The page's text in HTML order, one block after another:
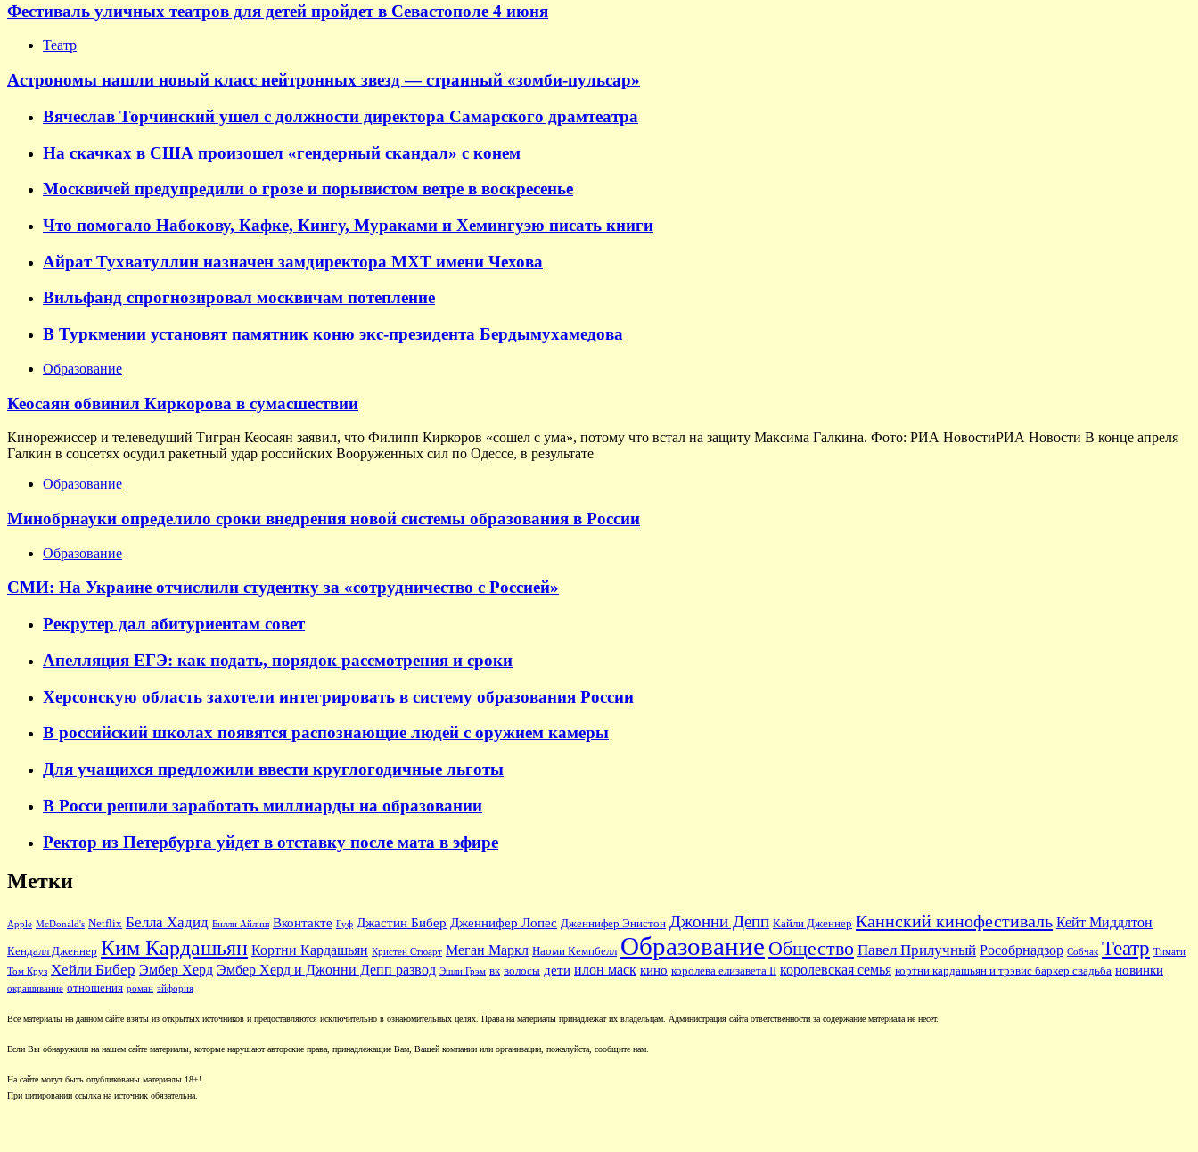
Фестиваль уличных театров для детей пройдет в Севастополе 4 июня
Театр
Астрономы нашли новый класс нейтронных звезд — странный «зомби-пульсар»
Вячеслав Торчинский ушел с должности директора Самарского драмтеатра
На скачках в США произошел «гендерный скандал» с конем
Москвичей предупредили о грозе и порывистом ветре в воскресенье
Что помогало Набокову, Кафке, Кингу, Мураками и Хемингуэю писать книги
Айрат Тухватуллин назначен замдиректора МХТ имени Чехова
Вильфанд спрогнозировал москвичам потепление
В Туркмении установят памятник коню экс-президента Бердымухамедова
Образование
Кеосаян обвинил Киркорова в сумасшествии
Кинорежиссер и телеведущий Тигран Кеосаян заявил, что Филипп Киркоров «сошел с ума», потому что встал на защиту Максима Галкина. Фото: РИА НовостиРИА Новости В конце апреля
Галкин в соцсетях осудил ракетный удар российских Вооруженных сил по Одессе, в результате
Образование
Минобрнауки определило сроки внедрения новой системы образования в России
Образование
СМИ: На Украине отчислили студентку за «сотрудничество с Россией»
Рекрутер дал абитуриентам совет
Апелляция ЕГЭ: как подать, порядок рассмотрения и сроки
Херсонскую область захотели интегрировать в систему образования России
В российский школах появятся распознающие людей с оружием камеры
Для учащихся предложили ввести круглогодичные льготы
В Росси решили заработать миллиарды на образовании
Ректор из Петербурга уйдет в отставку после мата в эфире
Метки
Apple McDonald's Netflix Белла Хадид Билли Айлиш Вконтакте Гуф Джастин Бибер Дженнифер Лопес Дженнифер Энистон Джонни Депп Кайли Дженнер Каннский кинофестиваль Кейт Миддлтон
Кендалл Дженнер Ким Кардашьян Кортни Кардашьян Кристен Стюарт Меган Маркл Наоми Кемпбелл Образование Общество Павел Прилучный Рособрнадзор Собчак Театр Тимати
Том Круз Хейли Бибер Эмбер Херд Эмбер Херд и Джонни Депп развод Эшли Грэм вк волосы дети илон маск кино королева елизавета II королевская семья кортни кардашьян и трэвис баркер свадьба новинки
окрашивание отношения роман эйфория
Все материалы на данном сайте взяты из открытых источников и предоставляются исключительно в ознакомительных целях. Права на материалы принадлежат их владельцам. Администрация сайта ответственности за содержание материала не несет.
Если Вы обнаружили на нашем сайте материалы, которые нарушают авторские права, принадлежащие Вам, Вашей компании или организации, пожалуйста, сообщите нам.
На сайте могут быть опубликованы материалы 18+!
При цитировании ссылка на источник обязательна.